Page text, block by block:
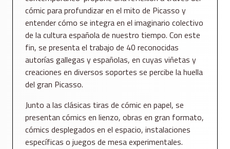
cómic para profundizar en el mito de Picasso y
entender cómo se integra en el imaginario colectivo
de la cultura española de nuestro tiempo. Con este
fin, se presenta el trabajo de 40 reconocidas
autorías gallegas y españolas, en cuyas viñetas y
creaciones en diversos soportes se percibe la huella
del gran Picasso.
Junto a las clásicas tiras de cómic en papel, se
presentan cómics en lienzo, obras en gran formato,
cómics desplegados en el espacio, instalaciones
específicas o juegos de mesa experimentales.